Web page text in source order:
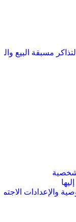
مسبقة البيع
والإعدادات